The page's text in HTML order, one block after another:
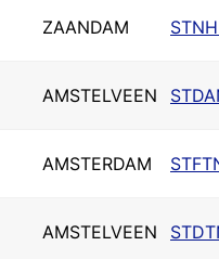
ZAANDAM
AMSTELVEEN
AMSTERDAM
AMSTELVEEN